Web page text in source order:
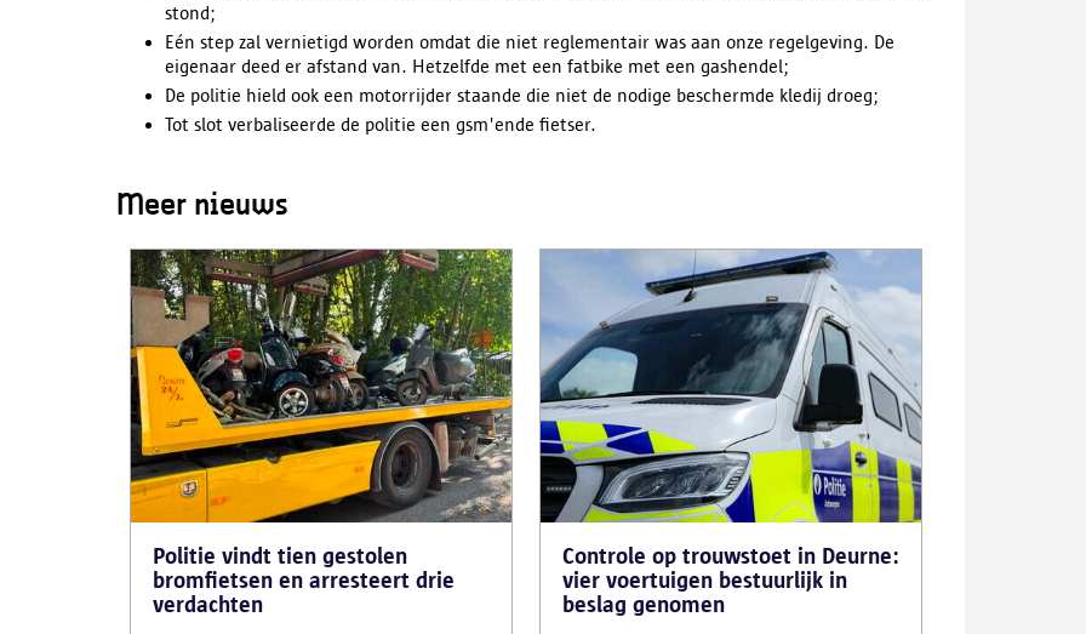
stond;
Eén step zal vernietigd worden omdat die niet reglementair was aan onze regelgeving. De
eigenaar deed er afstand van. Hetzelfde met een fatbike met een gashendel;
De politie hield ook een motorrijder staande die niet de nodige beschermde kledij droeg;
Tot slot verbaliseerde de politie een gsm'ende fietser.
Meer nieuws
Politie vindt tien gestolen
bromfietsen en arresteert drie
verdachten
Controle op trouwstoet in Deurne:
vier voertuigen bestuurlijk in
beslag genomen